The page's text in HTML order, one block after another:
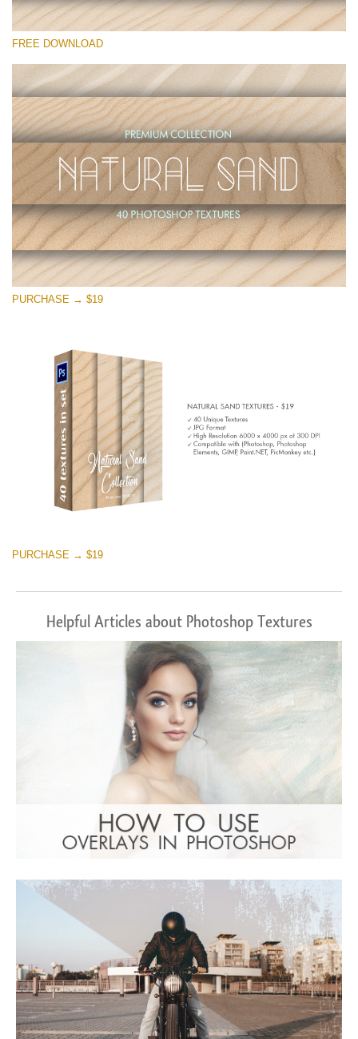
Proszę wybrać
Small 800*533px
Natural Sand
(40 Textures)
Large 6000*4000px
Entire Collection
(1783 Overlays)
Large 6000*4000px
Darmowe Pobieranie
FREE DOWNLOAD
PURCHASE → $19
PURCHASE → $19
Helpful Articles about Photoshop Textures